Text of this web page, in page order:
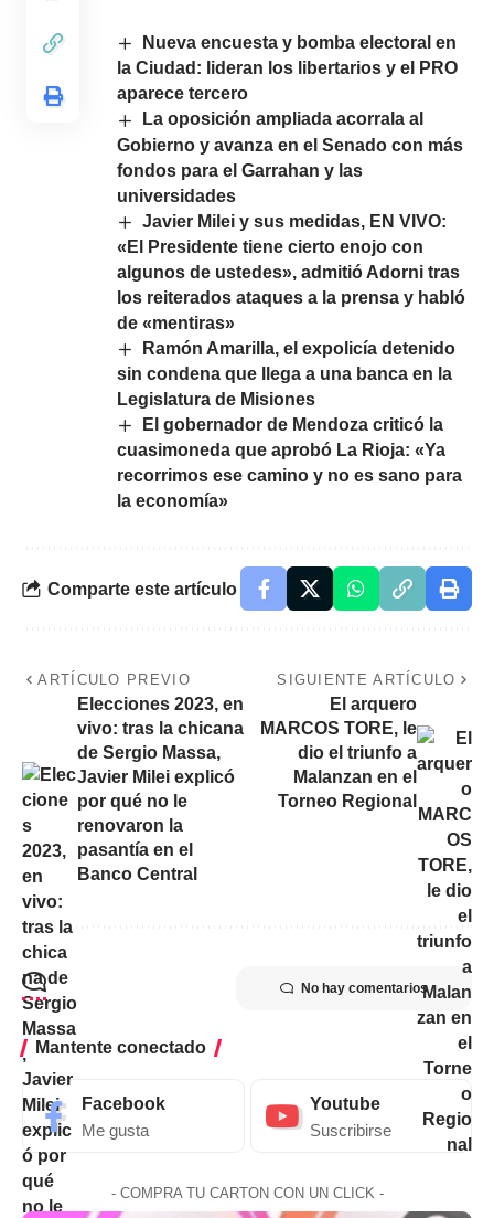
Nueva encuesta y bomba electoral en
la Ciudad: lideran los libertarios y el PRO
aparece tercero
La oposición ampliada acorrala al
Gobierno y avanza en el Senado con más
fondos para el Garrahan y las
universidades
Javier Milei y sus medidas, EN VIVO:
«El Presidente tiene cierto enojo con
algunos de ustedes», admitió Adorni tras
los reiterados ataques a la prensa y habló
de «mentiras»
Ramón Amarilla, el expolicía detenido
sin condena que llega a una banca en la
Legislatura de Misiones
El gobernador de Mendoza criticó la
cuasimoneda que aprobó La Rioja: «Ya
recorrimos ese camino y no es sano para
la economía»
Comparte este artículo
ARTÍCULO PREVIO
Elecciones 2023, en
vivo: tras la chicana
de Sergio Massa,
Javier Milei explicó
por qué no le
renovaron la
pasantía en el
Banco Central
SIGUIENTE ARTÍCULO
El arquero
MARCOS TORE, le
dio el triunfo a
Malanzan en el
Torneo Regional
No hay comentarios
Mantente conectado
Facebook
Me gusta
Youtube
Suscribirse
- COMPRA TU CARTON CON UN CLICK -